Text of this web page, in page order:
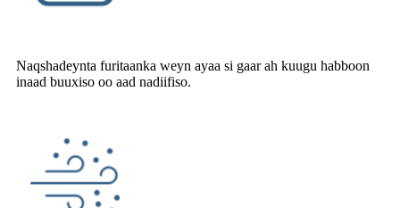
Naqshadeynta furitaanka weyn ayaa si gaar ah kuugu habboon
inaad buuxiso oo aad nadiifiso.